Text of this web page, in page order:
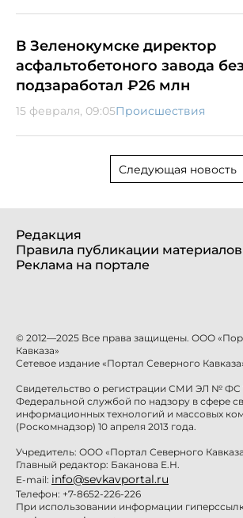
В Зеленокумске директор
асфальтобетоного завода
подзаработал ₽26 млн
15 февраля, 09:05Происшествия
Следующая новость
Редакция
Правила публикации материалов
Реклама на портале
© 2012—2025 Все права защищены. ООО
Кавказа»
Сетевое издание «Портал Северного
Свидетельство о регистрации СМИ ЭЛ № ФС
Федеральной службой по надзору в сфере
информационных технологий и массовых
(Роскомнадзор) 10 апреля 2013 года.
Учредитель: ООО «Портал Северного
Главный редактор: Баканова Е.Н.
E-mail: info@sevkavportal.ru
Телефон: +7-8652-226-226
При использовании информации